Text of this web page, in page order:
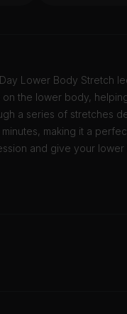
Lower Body Stretch
on the lower body,
a series of stretches
making it a
and give your